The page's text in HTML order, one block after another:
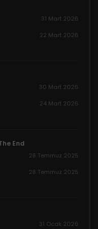
31 Mart 2026
22 Mart 2026
30 Mart 2026
24 Mart 2026
End
28 Temmuz 2025
28 Temmuz 2025
31 Ocak 2026